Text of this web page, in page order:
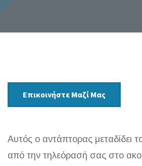
Επικοινήστε Μαζί Μας
Αυτός ο αντάπτορας μεταδίδει
από την τηλεόρασή σας στο